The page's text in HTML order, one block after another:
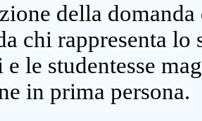
della
chi rappresenta lo
le studentesse
in prima persona.